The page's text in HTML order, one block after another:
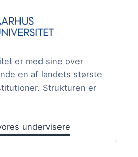
er med sine over
en af landets største
Strukturen er
undervisere